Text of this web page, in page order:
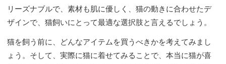
リーズナブルで、素材も肌に優しく、猫の動きに合わせたデ
ザインで、猫飼いにとって最適な選択肢と言えるでしょう。
猫を飼う前に、どんなアイテムを買うべきかを考えてみまし
ょう。そして、実際に猫に着せてみることで、本当に猫が喜